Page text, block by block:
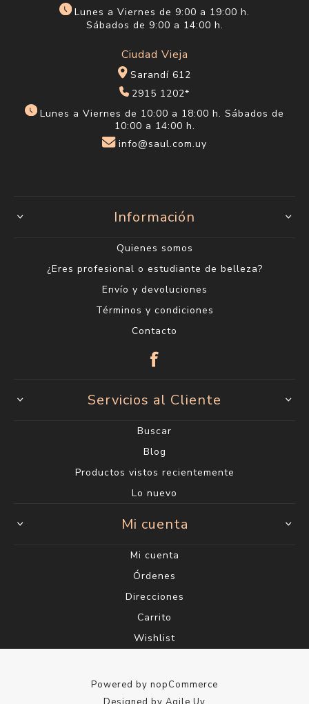
Lunes a Viernes de 9:00 a 19:00 h.
Sábados de 9:00 a 14:00 h.
Ciudad Vieja
Sarandí 612
2915 1202*
Lunes a Viernes de 10:00 a 18:00 h. Sábados de
10:00 a 14:00 h.
info@saul.com.uy
Información
Quienes somos
¿Eres profesional o estudiante de belleza?
Envío y devoluciones
Términos y condiciones
Contacto
Servicios al Cliente
Buscar
Blog
Productos vistos recientemente
Lo nuevo
Mi cuenta
Mi cuenta
Órdenes
Direcciones
Carrito
Wishlist
Powered by nopCommerce